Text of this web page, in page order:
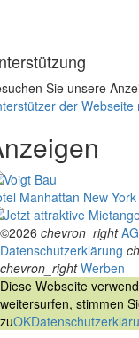
Sie unsere
der
Manhattan New York
©2026 chevron_right
Datenschutzerklärung
chevron_right Werben
Diese Webseite
weitersurfen, stimmen
zuOK